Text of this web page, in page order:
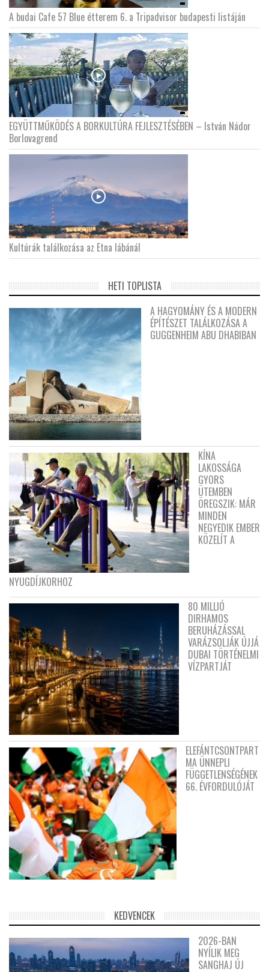
A budai Cafe 57 Blue étterem 6. a Tripadvisor budapesti listáján
EGYÜTTMŰKÖDÉS A BORKULTÚRA FEJLESZTÉSÉBEN – István Nádor
Borlovagrend
Kultúrák találkozása az Etna lábánál
HETI TOPLISTA
A HAGYOMÁNY ÉS A MODERN
ÉPÍTÉSZET TALÁLKOZÁSA A
GUGGENHEIM ABU DHABIBAN
KÍNA
LAKOSSÁGA
GYORS
ÜTEMBEN
ÖREGSZIK: MÁR
MINDEN
NEGYEDIK EMBER
KÖZELÍT A
NYUGDÍJKORHOZ
80 MILLIÓ
DIRHAMOS
BERUHÁZÁSSAL
VARÁZSOLJÁK ÚJJÁ
DUBAI TÖRTÉNELMI
VÍZPARTJÁT
ELEFÁNTCSONTPART
MA ÜNNEPLI
FÜGGETLENSÉGÉNEK
66. ÉVFORDULÓJÁT
KEDVENCEK
2026-BAN
NYÍLIK MEG
SANGHAJ ÚJ